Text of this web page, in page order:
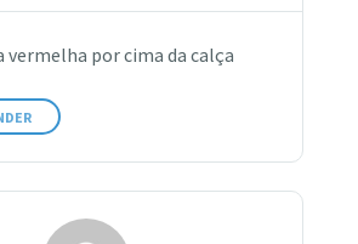
vermelha por cima da calça